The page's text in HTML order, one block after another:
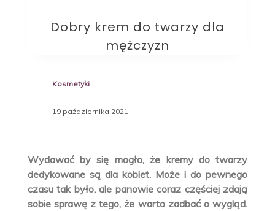
Dobry krem do twarzy dla
mężczyzn
Kosmetyki
19 października 2021
Wydawać by się mogło, że kremy do twarzy
dedykowane są dla kobiet. Może i do pewnego
czasu tak było, ale panowie coraz częściej zdają
sobie sprawę z tego, że warto zadbać o wygląd.